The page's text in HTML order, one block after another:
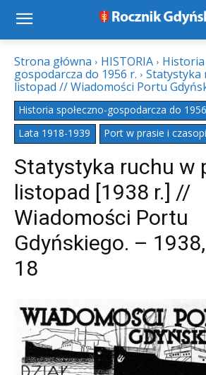
Strona główna HISTORIA
Historia
gospodarcza do 1956 r.
Statystyka
listopad // Wiadomości Portu
Historia społeczno-gospodarcza do
Lata 1918-1939
Port w prasie i
Statystyka ruchu w
listopad [1938 r.] //
Wiadomości Portu
Gdyńskiego. –
18